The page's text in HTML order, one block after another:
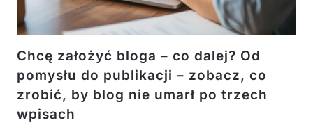
Chcę założyć bloga – co dalej? Od
pomysłu do publikacji – zobacz, co
zrobić, by blog nie umarł po trzech
wpisach